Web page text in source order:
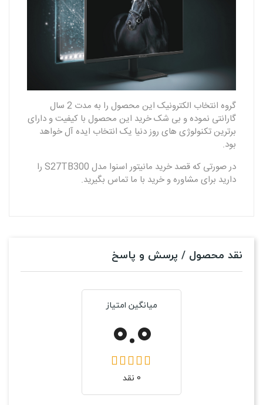
گروه انتخاب الکترونیک این محصول را به مدت 2 سال
گارانتی نموده و بی شک خرید این محصول با کیفیت و دارای
برترین تکنولوژی های روز دنیا یک انتخاب ایده آل خواهد
بود.
در صورتی که قصد خرید مانیتور اسنوا مدل S27TB300 را
دارید برای مشاوره و خرید با ما تماس بگیرید.
نقد محصول / پرسش و پاسخ
میانگین امتیاز
0.0
0 نقد